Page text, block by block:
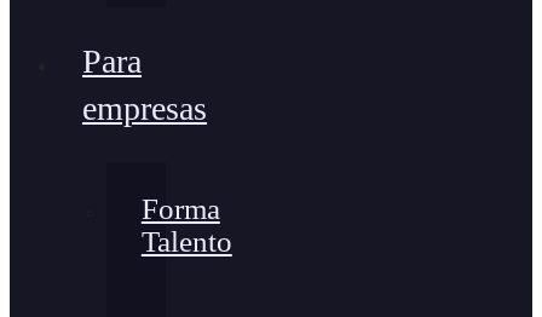
Para
empresas
Forma
Talento